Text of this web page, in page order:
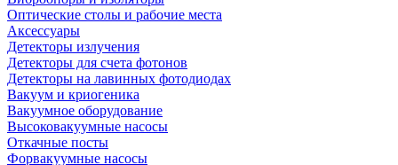
Оптические столы и рабочие места
Аксессуары
Детекторы излучения
Детекторы для счета фотонов
Детекторы на лавинных фотодиодах
Вакуум и криогеника
Вакуумное оборудование
Высоковакуумные насосы
Откачные посты
Форвакуумные насосы